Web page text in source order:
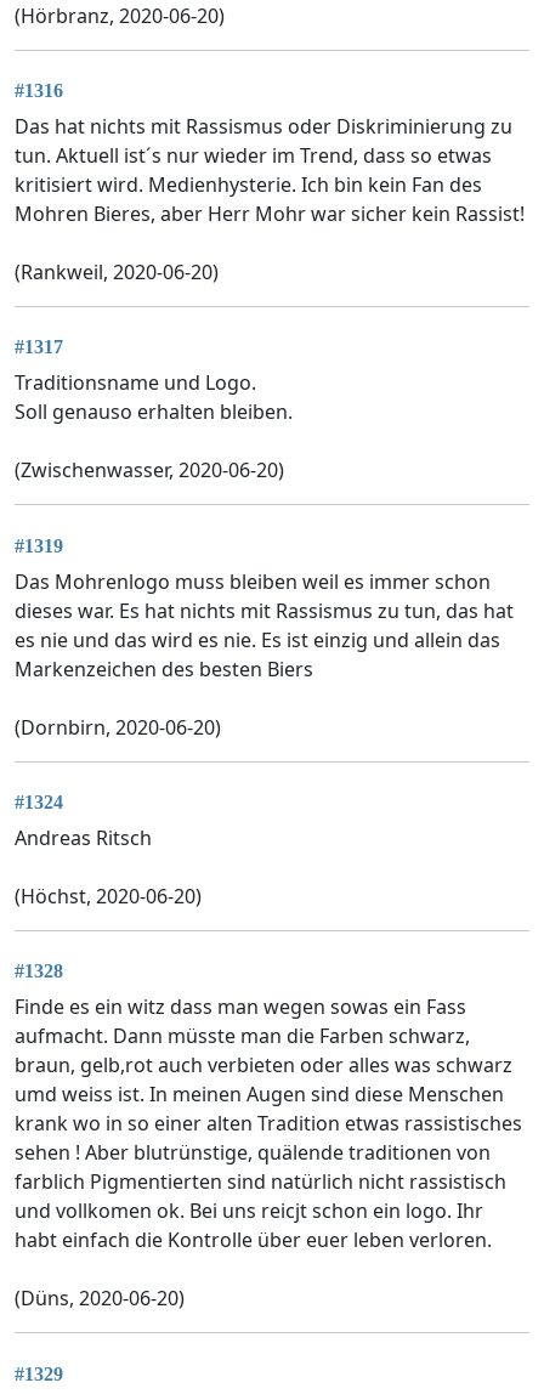
(Hörbranz, 2020-06-20)
#1316
Das hat nichts mit Rassismus oder Diskriminierung zu
tun. Aktuell ist´s nur wieder im Trend, dass so etwas
kritisiert wird. Medienhysterie. Ich bin kein Fan des
Mohren Bieres, aber Herr Mohr war sicher kein Rassist!
(Rankweil, 2020-06-20)
#1317
Traditionsname und Logo.
Soll genauso erhalten bleiben.
(Zwischenwasser, 2020-06-20)
#1319
Das Mohrenlogo muss bleiben weil es immer schon
dieses war. Es hat nichts mit Rassismus zu tun, das hat
es nie und das wird es nie. Es ist einzig und allein das
Markenzeichen des besten Biers
(Dornbirn, 2020-06-20)
#1324
Andreas Ritsch
(Höchst, 2020-06-20)
#1328
Finde es ein witz dass man wegen sowas ein Fass
aufmacht. Dann müsste man die Farben schwarz,
braun, gelb,rot auch verbieten oder alles was schwarz
umd weiss ist. In meinen Augen sind diese Menschen
krank wo in so einer alten Tradition etwas rassistisches
sehen ! Aber blutrünstige, quälende traditionen von
farblich Pigmentierten sind natürlich nicht rassistisch
und vollkomen ok. Bei uns reicjt schon ein logo. Ihr
habt einfach die Kontrolle über euer leben verloren.
(Düns, 2020-06-20)
#1329